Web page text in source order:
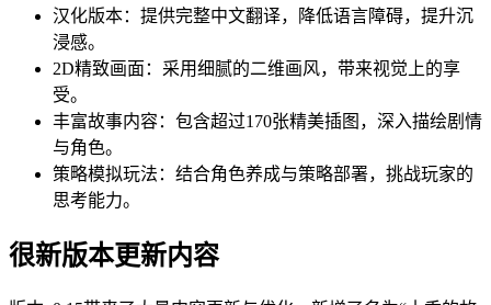
汉化版本：提供完整中文翻译，降低语言障碍，提升沉
浸感。
2D精致画面：采用细腻的二维画风，带来视觉上的享
受。
丰富故事内容：包含超过170张精美插图，深入描绘剧情
与角色。
策略模拟玩法：结合角色养成与策略部署，挑战玩家的
思考能力。
很新版本更新内容